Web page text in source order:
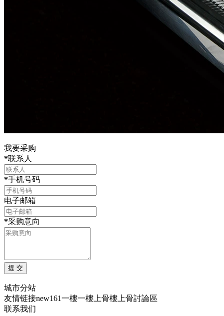
我要采购
*联系人
*手机号码
电子邮箱
*采购意向
城市分站
友情链接new161一樓一樓上骨樓上骨討論區
联系我们